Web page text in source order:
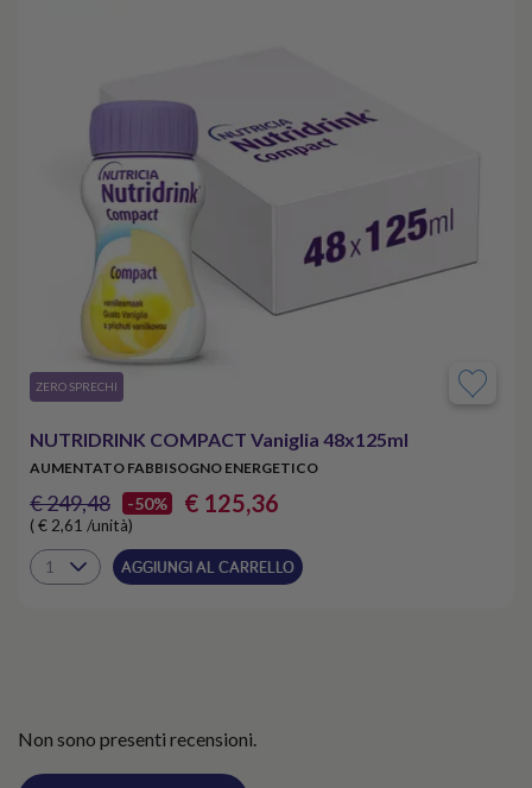
​ZERO SPRECHI
NUTRIDRINK COMPACT Vaniglia 48x125ml
AUMENTATO FABBISOGNO ENERGETICO
€ 249,48 -50% € 125,36
( € 2,61 /unità)
AGGIUNGI AL CARRELLO
Non sono presenti recensioni.